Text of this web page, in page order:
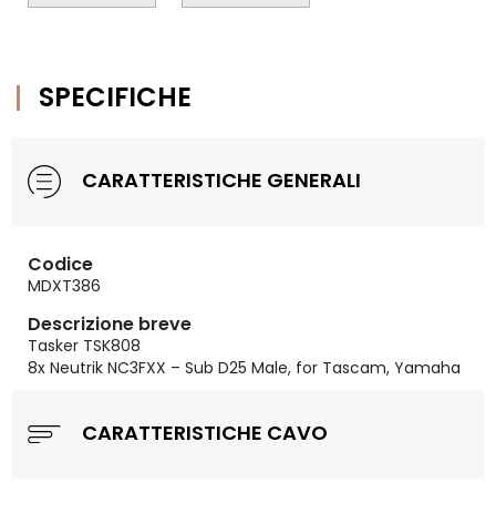
SPECIFICHE
CARATTERISTICHE GENERALI
Codice
MDXT386
Descrizione breve
Tasker TSK808
8x Neutrik NC3FXX – Sub D25 Male, for Tascam, Yamaha
CARATTERISTICHE CAVO